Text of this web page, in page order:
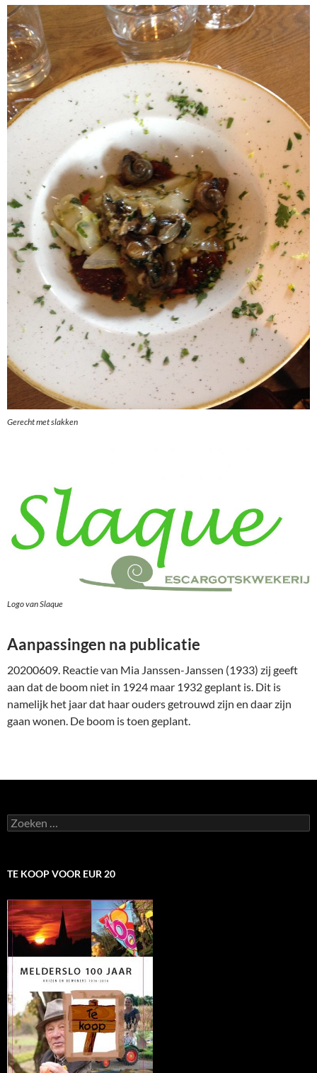
Gerecht met slakken
Logo van Slaque
Aanpassingen na publicatie
20200609. Reactie van Mia Janssen-Janssen (1933) zij geeft
aan dat de boom niet in 1924 maar 1932 geplant is. Dit is
namelijk het jaar dat haar ouders getrouwd zijn en daar zijn
gaan wonen. De boom is toen geplant.
Zoeken
naar:
TE KOOP VOOR EUR 20